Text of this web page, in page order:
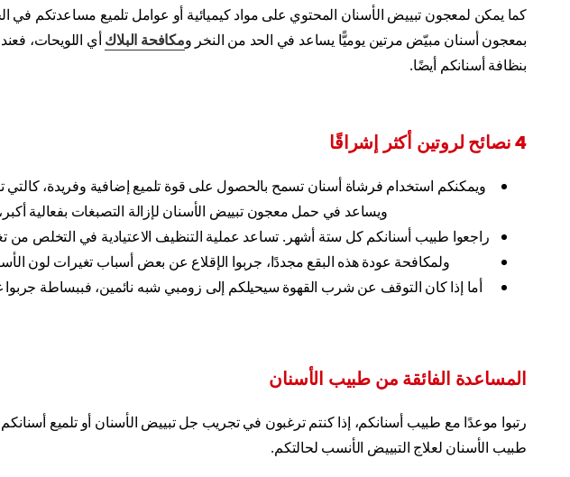
كما يمكن لمعجون تبييض الأسنان المحتوي على مواد كيميائية أو عوامل تلميع مساعدتكم
بمعجون أسنان مبيّض مرتين يوميًّا يساعد في الحد من النخر ومكافحة البلاكأي اللويحات،
بنظافة أسنانكم أيضًا.
4 نصائح لروتين أكثر إشراقًا
ويمكنكم استخدام فرشاة أسنان تسمح بالحصول على قوة تلميع إضافية وفريدة،
ويساعد في حمل معجون تبييض الأسنان لإزالة التصبغات بفعالية
راجعوا طبيب أسنانكم كل ستة أشهر. تساعد عملية التنظيف الاعتيادية في التخلص من
ولمكافحة عودة هذه البقع مجددًا، جربوا الإقلاع عن بعض أسباب تغيرات لون
أما إذا كان التوقف عن شرب القهوة سيحيلكم إلى زومبي شبه نائمين، فببساطة
المساعدة الفائقة من طبيب الأسنان
رتبوا موعدًا مع طبيب أسنانكم، إذا كنتم ترغبون في تجريب جل تبييض الأسنان أو تلميع
طبيب الأسنان لعلاج التبييض الأنسب لحالتكم.